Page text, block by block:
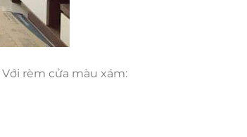
rèm cửa màu xám: